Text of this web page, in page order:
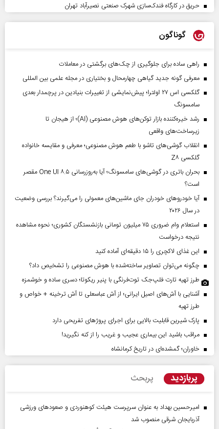
حریق در کارگاه فندک‌سازی شهرک صنعتی نصیرآباد تهران
گوناگون
راهی ساده برای جلوگیری از چک‌های برگشتی در معاملات
معرفی گونه جدید گیاهی چهارمحال و بختیاری در مجله علمی بین المللی
گلکسی اس ۲۷ اولترا؛ پیش‌نمایشی از تغییرات بنیادین در پرچمدار بعدی
سامسونگ
رشد خیره‌کننده بازار توکن‌های هوش مصنوعی (AI)؛ از هیجان تا
زیرساخت‌های واقعی
انقلاب گوشی‌های تاشو‌ با طعم هوش مصنوعی؛ معرفی و مقایسه خانواده
گلکسی Z۸
بحران باتری در گوشی‌های سامسونگ؛ آیا به‌روزرسانی One UI ۸.۵ مقصر
است؟
آیا خودروهای خودران جای ماشین‌های معمولی را می‌گیرند؟ بررسی وضعیت
در سال ۲۰۲۶
استعلام وام ضروری ۷۵ میلیون تومانی بازنشستگان کشوری؛ نحوه مشاهده
نتیجه درخواست
این غذای لاکچری را ۱۵ دقیقه‌ای آماده کنید
چگونه می‌توان تصاویر ساخته‌شده با هوش مصنوعی را تشخیص داد؟
طرز تهیه تارت فلپ‌جک توت‌فرنگی با پنیر ریکوتا؛ دسری ساده و خوشمزه
آشنایی با آش‌های اصیل ایرانی؛ از آش عباسعلی تا آش ترخینه + خواص و
طرز تهیه
پارک شیرین قابلیت‌ بالایی برای اجرای پروژهای تفریحی دارد
مراقب باشید این بیماری عجیب و غریب را از کنه نگیرید!
خاوران؛ گمشده‌ای در تاریخ کرمانشاه
پربازدید پربحث
امیرحسین بهداد به عنوان سرپرست هیئت کوهنوردی و صعودهای ورزشی
آذربایجان شرقی منصوب شد